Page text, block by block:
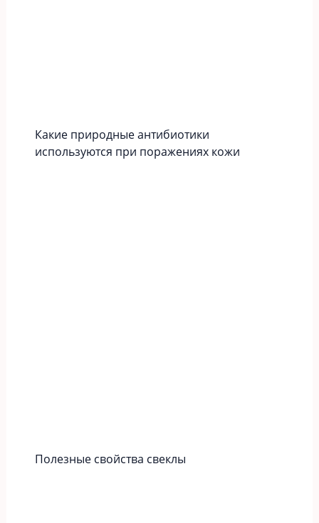
Какие природные антибиотики
используются при поражениях кожи
Полезные свойства свеклы